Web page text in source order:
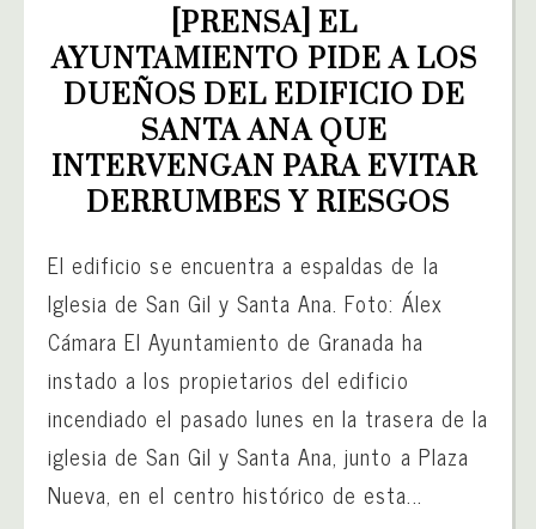
[PRENSA] EL
AYUNTAMIENTO PIDE A LOS
DUEÑOS DEL EDIFICIO DE
SANTA ANA QUE
INTERVENGAN PARA EVITAR
DERRUMBES Y RIESGOS
El edificio se encuentra a espaldas de la
Iglesia de San Gil y Santa Ana. Foto: Álex
Cámara El Ayuntamiento de Granada ha
instado a los propietarios del edificio
incendiado el pasado lunes en la trasera de la
iglesia de San Gil y Santa Ana, junto a Plaza
Nueva, en el centro histórico de esta...